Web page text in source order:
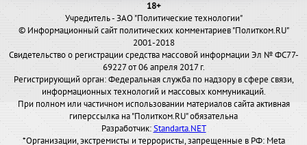
18+
Учредитель - ЗАО "Политические технологии"
© Информационный сайт политических комментариев "Политком.RU"
2001-2018
Свидетельство о регистрации средства массовой информации Эл № ФС77-
69227 от 06 апреля 2017 г.
Регистрирующий орган: Федеральная служба по надзору в сфере связи,
информационных технологий и массовых коммуникаций.
При полном или частичном использовании материалов сайта активная
гиперссылка на "Политком.RU" обязательна
Разработчик:Standarta.NET
*Организации, экстремисты и террористы, запрещенные в РФ: Meta